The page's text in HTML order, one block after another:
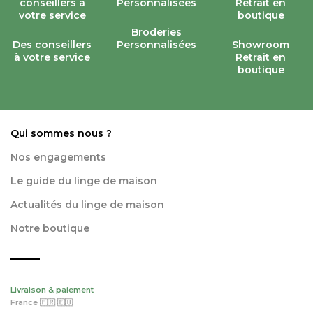
Des conseillers
à votre service
Broderies
Personnalisées
Showroom
Retrait en
boutique
Qui sommes nous ?
Nos engagements
Le guide du linge de maison
Actualités du linge de maison
Notre boutique
Livraison & paiement
France 🇫🇷 🇪🇺